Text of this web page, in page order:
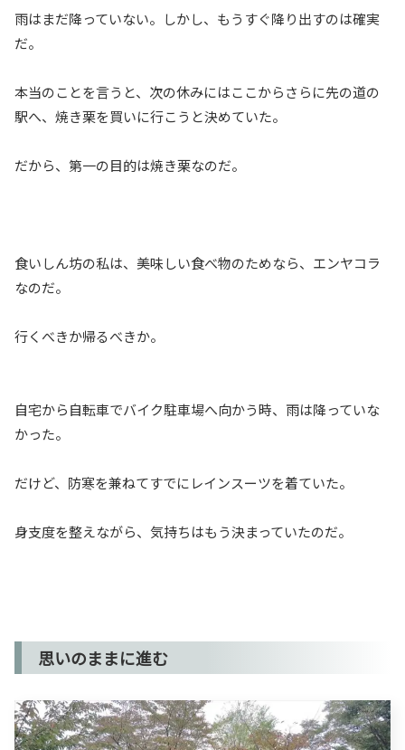
雨はまだ降っていない。しかし、もうすぐ降り出すのは確実
だ。
本当のことを言うと、次の休みにはここからさらに先の道の
駅へ、焼き栗を買いに行こうと決めていた。
だから、第一の目的は焼き栗なのだ。
食いしん坊の私は、美味しい食べ物のためなら、エンヤコラ
なのだ。
行くべきか帰るべきか。
自宅から自転車でバイク駐車場へ向かう時、雨は降っていな
かった。
だけど、防寒を兼ねてすでにレインスーツを着ていた。
身支度を整えながら、気持ちはもう決まっていたのだ。
思いのままに進む